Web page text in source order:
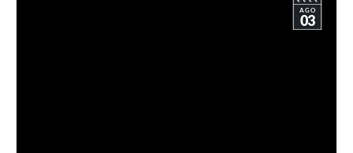
AGO
03